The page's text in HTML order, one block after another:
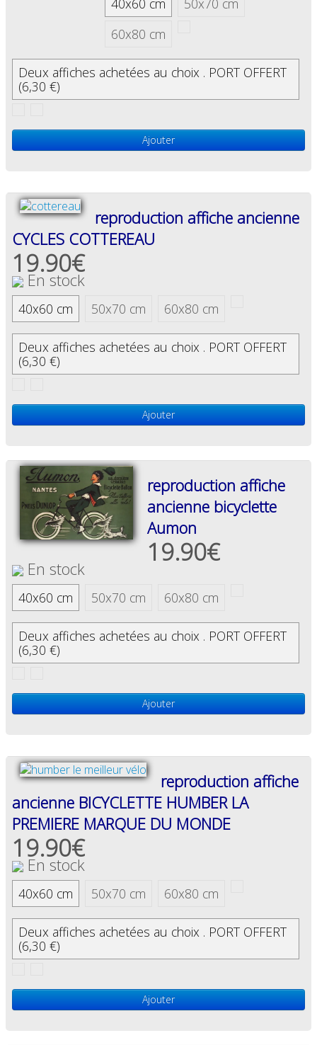
60x80 cm
Deux affiches achetées au choix . PORT OFFERT
(6,30 €)
Ajouter
reproduction affiche ancienne
CYCLES COTTEREAU
19.90€
En stock
40x60 cm 50x70 cm 60x80 cm
Deux affiches achetées au choix . PORT OFFERT
(6,30 €)
Ajouter
reproduction affiche
ancienne bicyclette
Aumon
19.90€
En stock
40x60 cm 50x70 cm 60x80 cm
Deux affiches achetées au choix . PORT OFFERT
(6,30 €)
Ajouter
reproduction affiche
ancienne BICYCLETTE HUMBER LA
PREMIERE MARQUE DU MONDE
19.90€
En stock
40x60 cm 50x70 cm 60x80 cm
Deux affiches achetées au choix . PORT OFFERT
(6,30 €)
Ajouter